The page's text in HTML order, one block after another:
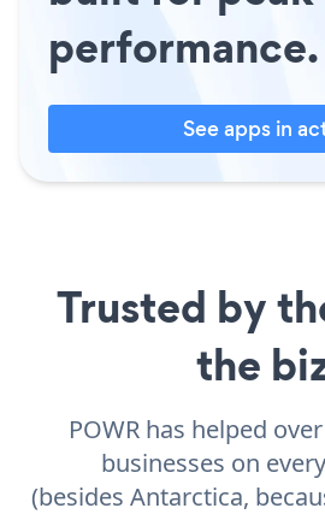
performance.
See apps in
Trusted by
the
POWR has helped
businesses on
(besides Antarctica,